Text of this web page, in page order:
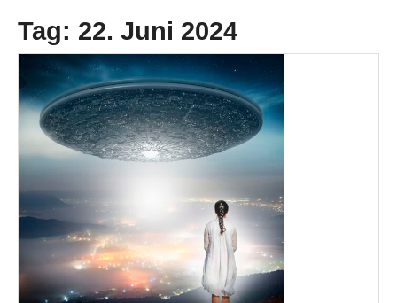
Tag: 22. Juni 2024